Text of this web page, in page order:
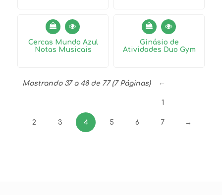
Cercas Mundo Azul
Notas Musicais
Ginásio de
Atividades Duo Gym
Mostrando 37 a 48 de 77 (7 Páginas) ←
1
2 3 4 5 6 7 →